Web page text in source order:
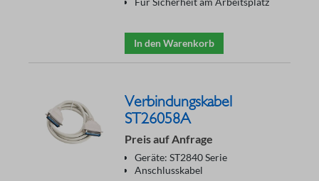
In den Warenkorb
Verbindungskabel
ST26058A
Preis auf Anfrage
Geräte: ST2840 Serie
Anschlusskabel